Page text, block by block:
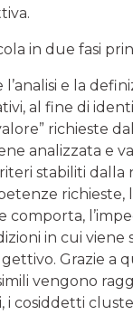
in due fasi
e la
al fine di
richieste
analizzata e
stabiliti dalla
richieste,
comporta,
in cui viene
Grazie a
vengono
i cosiddetti